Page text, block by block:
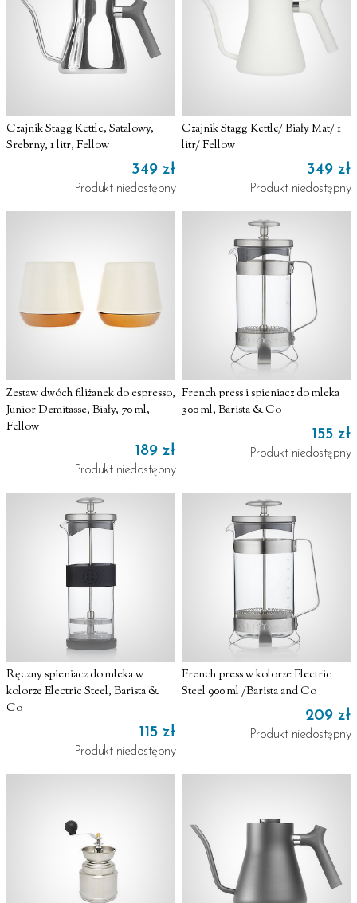
Czajnik Stagg Kettle, Satalowy,
Srebrny, 1 litr, Fellow
349 zł
Produkt niedostępny
Czajnik Stagg Kettle/ Biały Mat/ 1
litr/ Fellow
349 zł
Produkt niedostępny
Zestaw dwóch filiżanek do espresso,
Junior Demitasse, Biały, 70 ml,
Fellow
189 zł
Produkt niedostępny
French press i spieniacz do mleka
300 ml, Barista & Co
155 zł
Produkt niedostępny
Ręczny spieniacz do mleka w
kolorze Electric Steel, Barista &
Co
115 zł
Produkt niedostępny
French press w kolorze Electric
Steel 900 ml /Barista and Co
209 zł
Produkt niedostępny